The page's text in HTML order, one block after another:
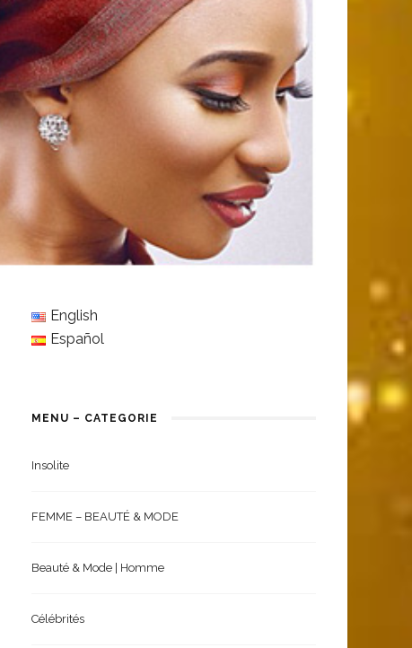
English
Español
MENU – CATEGORIE
Insolite
FEMME – BEAUTÉ & MODE
Beauté & Mode | Homme
Célébrités